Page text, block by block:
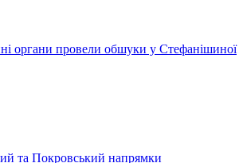
органи провели обшуки у Стефанішиної
та Покровський напрямки